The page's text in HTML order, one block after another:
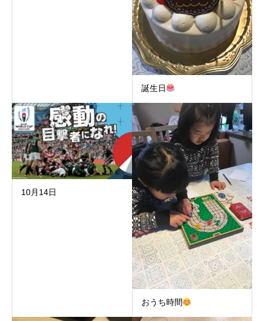
誕生日
10月14日
おうち時間